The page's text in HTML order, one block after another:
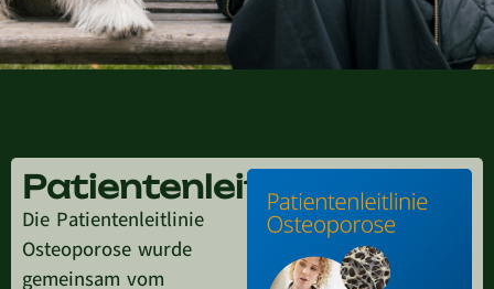
Patientenleitlinie
Die Patientenleitlinie
Osteoporose wurde
gemeinsam vom